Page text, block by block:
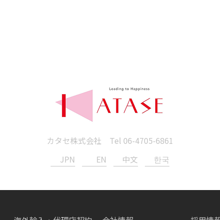
カタセ株式会社 Tel 06-4705-6861
JPN
EN 中文 한국